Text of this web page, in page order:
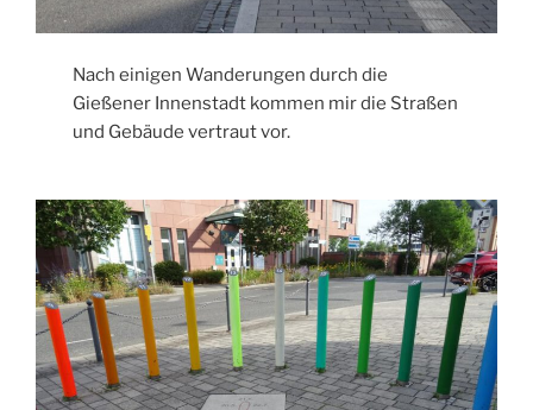
Nach einigen Wanderungen durch die
Gießener Innenstadt kommen mir die Straßen
und Gebäude vertraut vor.